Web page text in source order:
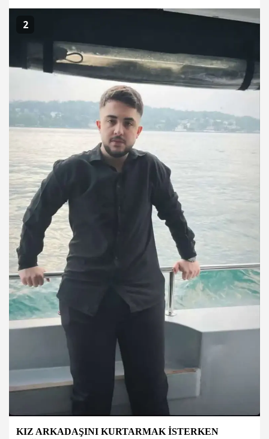
2
KIZ ARKADAŞINI KURTARMAK İSTERKEN